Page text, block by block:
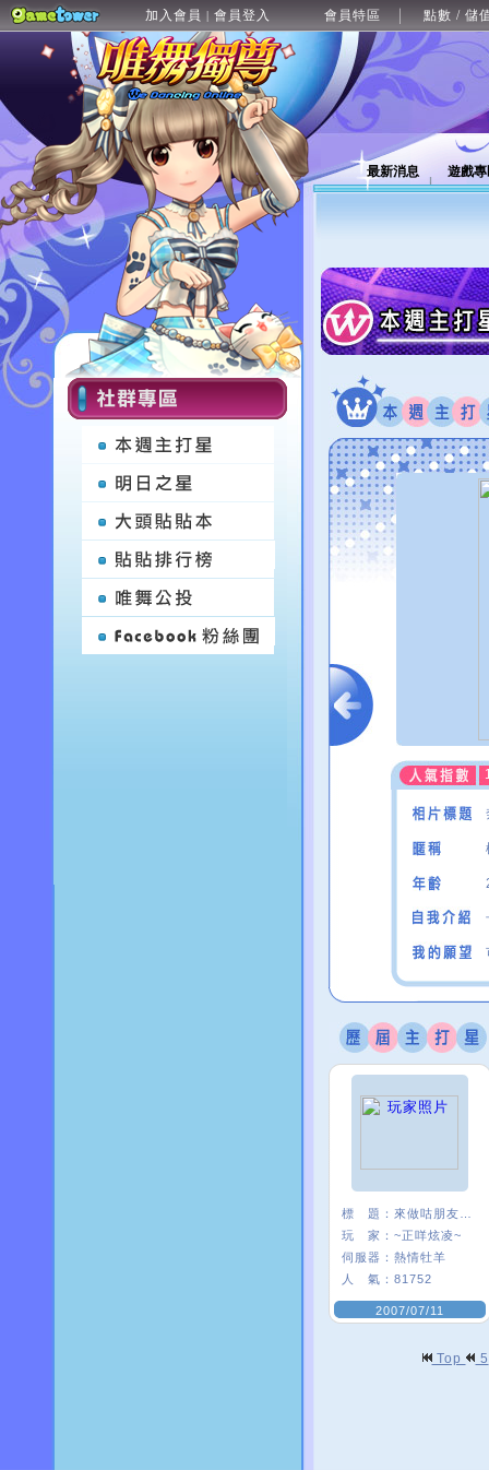
加入會員 | 會員登入 會員特區 點數 / 儲
最新消息 遊戲
標 題：
玩 家： ~正咩炫凌~
伺服器： 熱情牡羊
人 氣： 81752
2007/07/11
Top 5